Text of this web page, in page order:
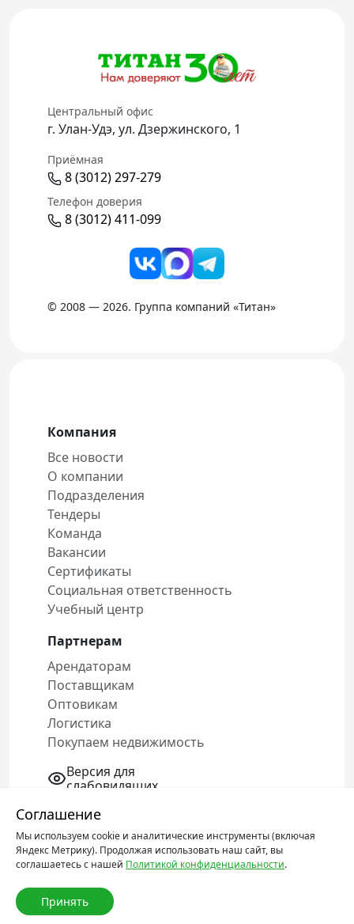
Соглашение
Мы используем cookie и аналитические инструменты (включая
Яндекс Метрику). Продолжая использовать наш сайт, вы
соглашаетесь с нашей Политикой конфиденциальности.
Принять
Центральный офис
г. Улан-Удэ, ул. Дзержинского, 1
Приёмная
8 (3012) 297-279
Телефон доверия
8 (3012) 411-099
© 2008 — 2026. Группа компаний «Титан»
Компания
Все новости
О компании
Подразделения
Тендеры
Команда
Вакансии
Сертификаты
Социальная ответственность
Учебный центр
Партнерам
Арендаторам
Поставщикам
Оптовикам
Логистика
Покупаем недвижимость
Версия для
слабовидящих
Политика конфиденциальности
Соглашение об обработке персональных
данных